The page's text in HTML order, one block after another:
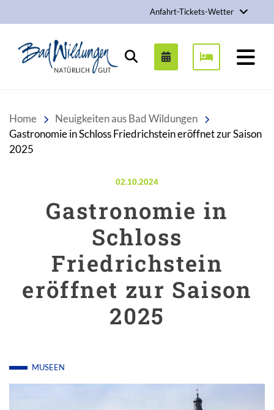
Anfahrt-Tickets-Wetter
Stadt Bad Wildungen
Suchen
Home
Neuigkeiten aus Bad Wildungen
Gastronomie in Schloss Friedrichstein eröffnet zur Saison
2025
Veröffentlicht am:
02.10.2024
Gastronomie in
Schloss
Friedrichstein
eröffnet zur Saison
2025
MUSEEN